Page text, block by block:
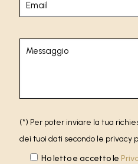
(*) Per poter inviare la tua
dei tuoi dati secondo le privacy
Ho letto e accetto le